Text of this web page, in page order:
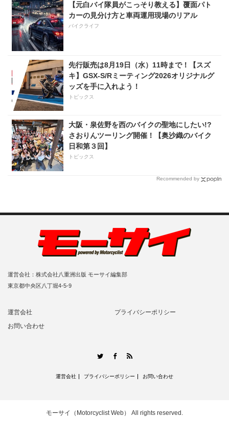
【元白バイ隊員がこっそり教える】覆面パト
カーの見分け方と車両運用現場のリアル
バイクライフ
先行販売は8月19日（水）11時まで！【スズ
キ】GSX-S/Rミーティング2026オリジナルグ
ッズを手に入れよう！
トピックス
大阪・泉佐野を西のバイクの聖地にしたい!?
さおりんツーリング開催！【奥沙織のバイク
日和第３回】
トピックス
Recommended by
運営会社：株式会社八重洲出版 モーサイ編集部
東京都中央区八丁堀4-5-9
運営会社
プライバシーポリシー
お問い合わせ
TwitterFacebook
運営会社 プライバシーポリシー お問い合わせ
モーサイ（Motorcyclist Web） All rights reserved.